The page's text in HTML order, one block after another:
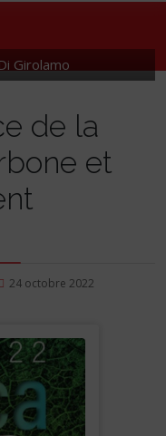
Girolamo
de la
et
24 octobre 2022